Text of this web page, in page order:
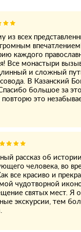
всех
каждого
Все монастыри
и сложный
В Казанский
большое за
это
рассказ об
человека, во
все красиво и
чудотворной
святых мест. Я
экскурсии, тем